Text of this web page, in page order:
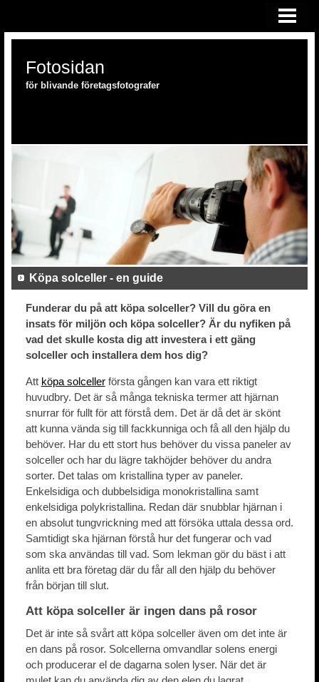
FOTOUTRUSTNING
Fotosidan
för blivande företagsfotografer
Köpa solceller - en guide
Funderar du på att köpa solceller? Vill du göra en
insats för miljön och köpa solceller? Är du nyfiken på
vad det skulle kosta dig att investera i ett gäng
solceller och installera dem hos dig?
Att köpa solcellerförsta gången kan vara ett riktigt
huvudbry. Det är så många tekniska termer att hjärnan
snurrar för fullt för att förstå dem. Det är då det är skönt
att kunna vända sig till fackkunniga och få all den hjälp du
behöver. Har du ett stort hus behöver du vissa paneler av
solceller och har du lägre takhöjder behöver du andra
sorter. Det talas om kristallina typer av paneler.
Enkelsidiga och dubbelsidiga monokristallina samt
enkelsidiga polykristallina. Redan där snubblar hjärnan i
en absolut tungvrickning med att försöka uttala dessa ord.
Samtidigt ska hjärnan förstå hur det fungerar och vad
som ska användas till vad. Som lekman gör du bäst i att
anlita ett bra företag där du får all den hjälp du behöver
från början till slut.
Att köpa solceller är ingen dans på rosor
Det är inte så svårt att köpa solceller även om det inte är
en dans på rosor. Solcellerna omvandlar solens energi
och producerar el de dagarna solen lyser. När det är